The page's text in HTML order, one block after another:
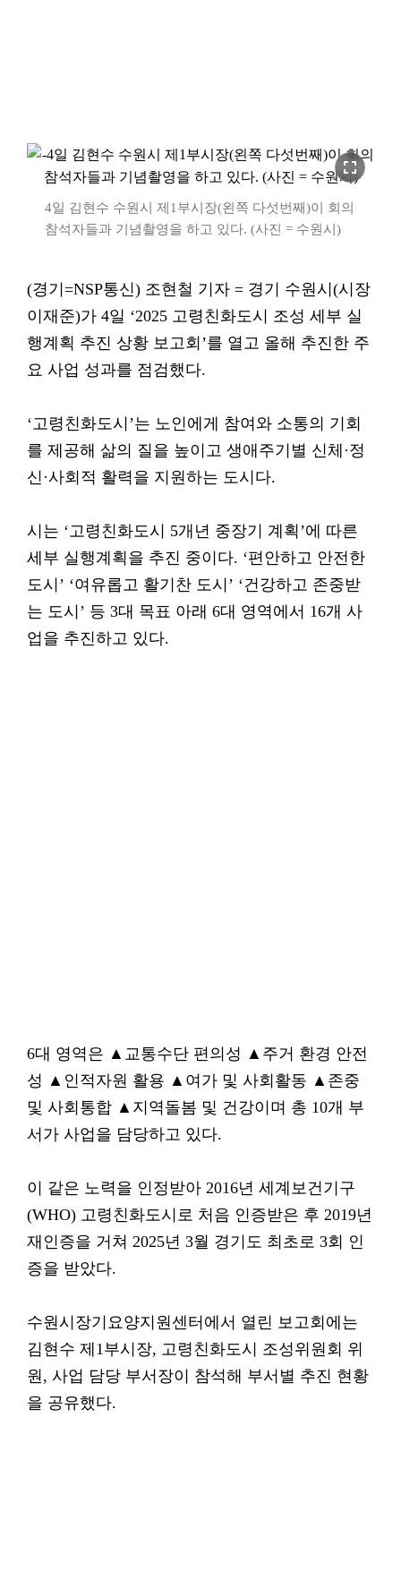
fullscreen
4일 김현수 수원시 제1부시장(왼쪽 다섯번째)이 회의
참석자들과 기념촬영을 하고 있다. (사진 = 수원시)
(경기=NSP통신) 조현철 기자 = 경기 수원시(시장
이재준)가 4일 ‘2025 고령친화도시 조성 세부 실
행계획 추진 상황 보고회’를 열고 올해 추진한 주
요 사업 성과를 점검했다.
‘고령친화도시’는 노인에게 참여와 소통의 기회
를 제공해 삶의 질을 높이고 생애주기별 신체·정
신·사회적 활력을 지원하는 도시다.
시는 ‘고령친화도시 5개년 중장기 계획’에 따른
세부 실행계획을 추진 중이다. ‘편안하고 안전한
도시’ ‘여유롭고 활기찬 도시’ ‘건강하고 존중받
는 도시’ 등 3대 목표 아래 6대 영역에서 16개 사
업을 추진하고 있다.
6대 영역은 ▲교통수단 편의성 ▲주거 환경 안전
성 ▲인적자원 활용 ▲여가 및 사회활동 ▲존중
및 사회통합 ▲지역돌봄 및 건강이며 총 10개 부
서가 사업을 담당하고 있다.
이 같은 노력을 인정받아 2016년 세계보건기구
(WHO) 고령친화도시로 처음 인증받은 후 2019년
재인증을 거쳐 2025년 3월 경기도 최초로 3회 인
증을 받았다.
수원시장기요양지원센터에서 열린 보고회에는
김현수 제1부시장, 고령친화도시 조성위원회 위
원, 사업 담당 부서장이 참석해 부서별 추진 현황
을 공유했다.